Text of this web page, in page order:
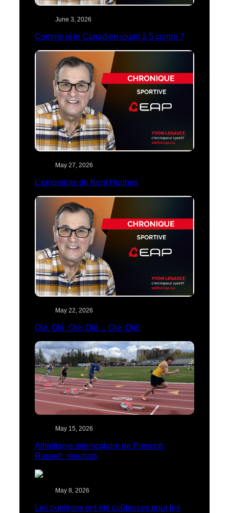
June 3, 2026
Comme si le Canadien jouait à 5 contre 7
May 27, 2026
L’empreinte de Kent Hughes
May 22, 2026
Olé, Olé, Olé, Olé… Olé, Olé!
May 15, 2026
Athlétisme interscolaire de Prescott-
Russell: résultats
May 8, 2026
Les punitions ont été coûteuses pour les